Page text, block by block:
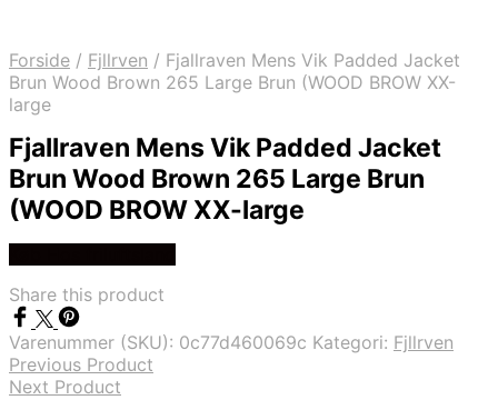
Forside / Fjllrven / Fjallraven Mens Vik Padded Jacket
Brun Wood Brown 265 Large Brun (WOOD BROW XX-
large
Fjallraven Mens Vik Padded Jacket
Brun Wood Brown 265 Large Brun
(WOOD BROW XX-large
Share this product
Varenummer (SKU): 0c77d460069c Kategori: Fjllrven
Previous Product
Next Product